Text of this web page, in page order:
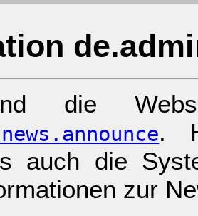
die
.
auch die
zur